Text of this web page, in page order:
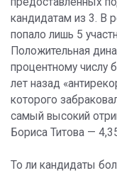
кандидатам из 3. В
попало лишь 5
Положительная
процентному числу
лет назад
которого
самый высокий
Бориса Титова —
То ли кандидаты